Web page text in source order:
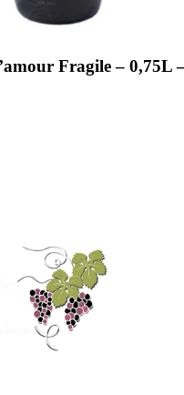
Fragile – 0,75L